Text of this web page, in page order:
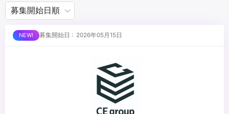
募集開始日 : 2026年05月15日